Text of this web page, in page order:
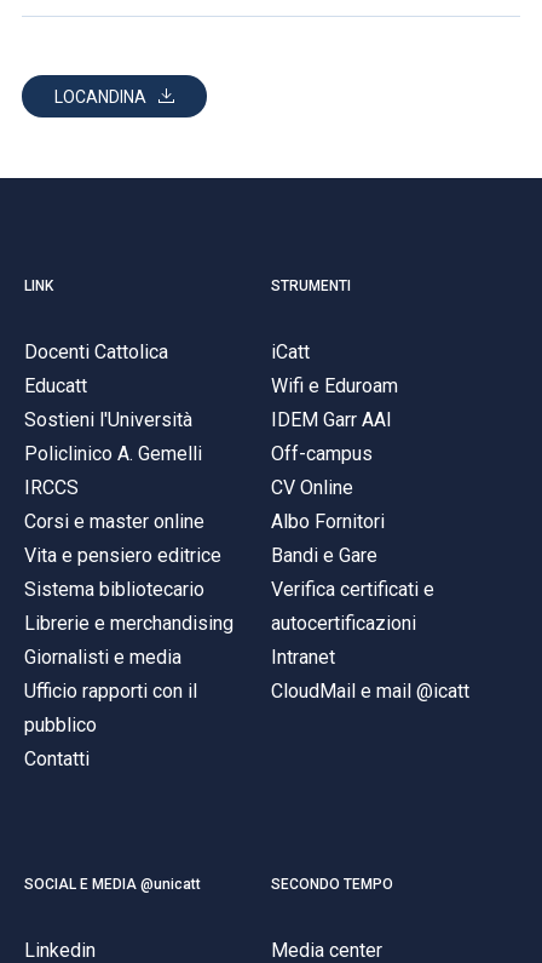
LOCANDINA
LINK
Docenti Cattolica
Educatt
Sostieni l'Università
Policlinico A. Gemelli
IRCCS
Corsi e master online
Vita e pensiero editrice
Sistema bibliotecario
Librerie e merchandising
Giornalisti e media
Ufficio rapporti con il
pubblico
Contatti
STRUMENTI
iCatt
Wifi e Eduroam
IDEM Garr AAI
Off-campus
CV Online
Albo Fornitori
Bandi e Gare
Verifica certificati e
autocertificazioni
Intranet
CloudMail e mail @icatt
SOCIAL E MEDIA @unicatt
Linkedin
SECONDO TEMPO
Media center